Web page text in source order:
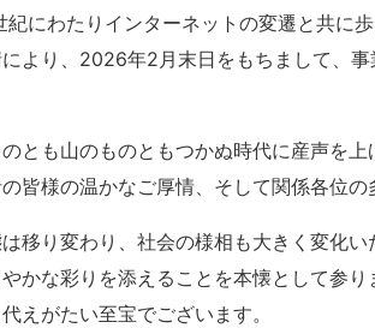
にわたりインターネットの変遷と共に
より、2026年2月末日をもちまして、
とも山のものともつかぬ時代に産声を
皆様の温かなご厚情、そして関係各位
移り変わり、社会の様相も大きく変化
かな彩りを添えることを本懐として参
えがたい至宝でございます。